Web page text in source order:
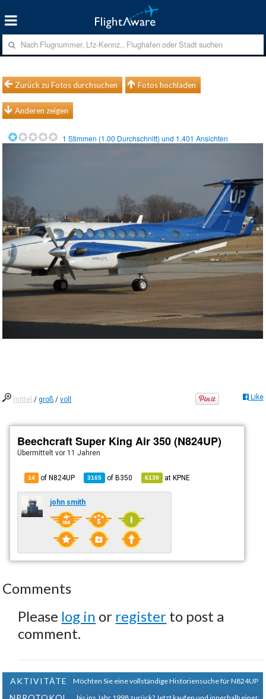
Zurück zu Fotos durchsuchen Fotos hochladen
Anderen zeigen
1 Stimmen (1.00 Durchschnitt) und 1.401 Ansichten
mittel /groß /voll Like
Beechcraft Super King Air 350 (N824UP)
Übermitteltvor 11 Jahren
14 of N824UP 3165 ofB350 6138 atKPNE
john smith
Comments
Please log in or register to post a
comment.
AKTIVITÄTE
Möchten Sie eine vollständige Historiensuche für N824UP